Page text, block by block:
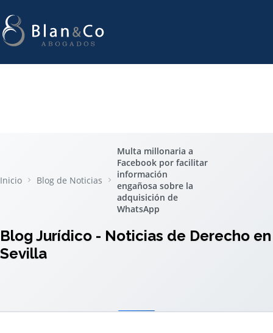
Inicio Blog de Noticias
Multa millonaria a
Facebook por facilitar
información
engañosa sobre la
adquisición de
WhatsApp
Blog Jurídico - Noticias de Derecho en
Sevilla